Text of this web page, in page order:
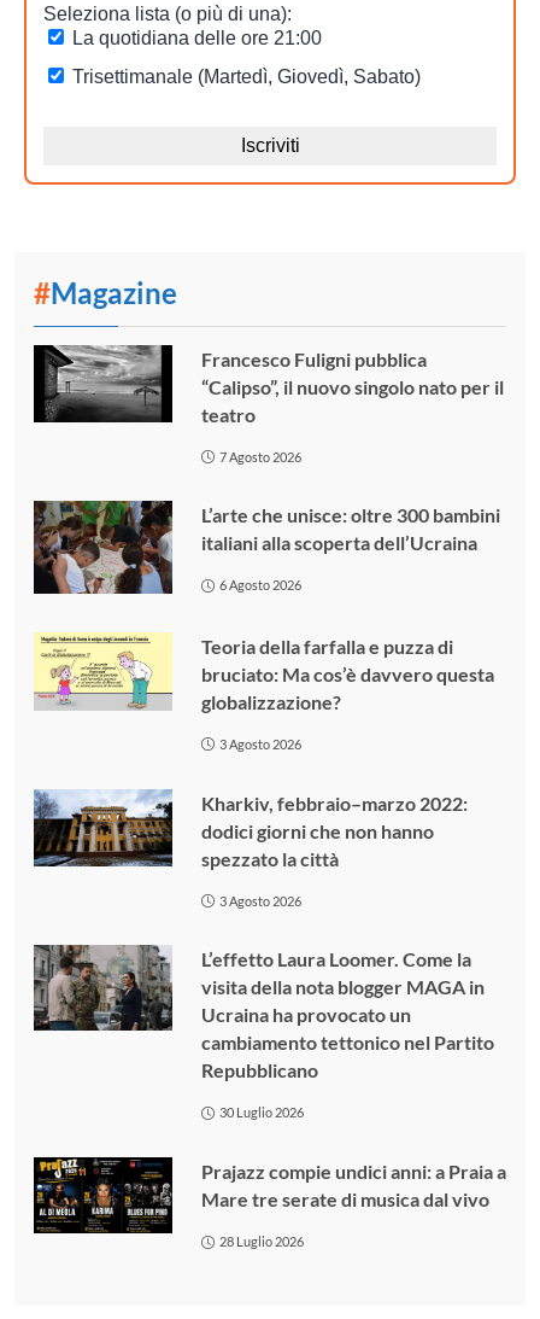
#Magazine
Francesco Fuligni pubblica
“Calipso”, il nuovo singolo nato per il
teatro
7 Agosto 2026
L’arte che unisce: oltre 300 bambini
italiani alla scoperta dell’Ucraina
6 Agosto 2026
Teoria della farfalla e puzza di
bruciato: Ma cos’è davvero questa
globalizzazione?
3 Agosto 2026
Kharkiv, febbraio–marzo 2022:
dodici giorni che non hanno
spezzato la città
3 Agosto 2026
L’effetto Laura Loomer. Come la
visita della nota blogger MAGA in
Ucraina ha provocato un
cambiamento tettonico nel Partito
Repubblicano
30 Luglio 2026
Prajazz compie undici anni: a Praia a
Mare tre serate di musica dal vivo
28 Luglio 2026